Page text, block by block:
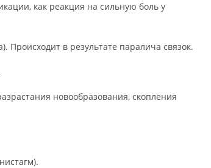
как реакция на сильную боль у
Происходит в результате паралича связок.
новообразования, скопления